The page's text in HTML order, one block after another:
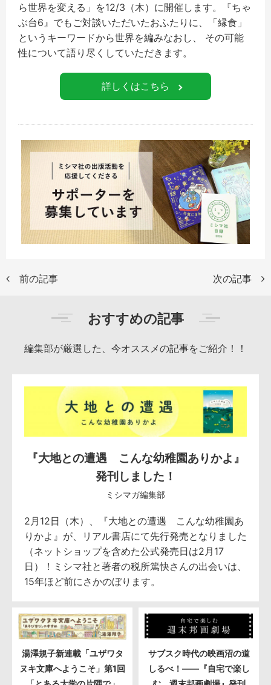
ら世界を変える」を12/3（木）に開催します。『ちゃ
ぶ台6』でもご対談いただいたおふたりに、「縁食」
というキーワードから世界を編みなおし、 その可能
性について語り尽くしていただきます。
詳しくはこちら
前の記事 次の記事
おすすめの記事
編集部が厳選した、今オススメの記事をご紹介！！
『大地との遭遇 こんな幼稚園ありかよ』
発刊しました！
ミシマガ編集部
2月12日（木）、『大地との遭遇 こんな幼稚園あ
りかよ』が、リアル書店にて先行発売となりました
（ネットショップを含めた公式発売日は2月17
日）！ミシマ社と著者の税所篤快さんの出会いは、
15年ほど前にさかのぼります。
湯澤規子新連載「ユザワタ
ヌキ文庫へようこそ」第1回
サブスク時代の映画沼の道
しるべ！――『自宅で楽し